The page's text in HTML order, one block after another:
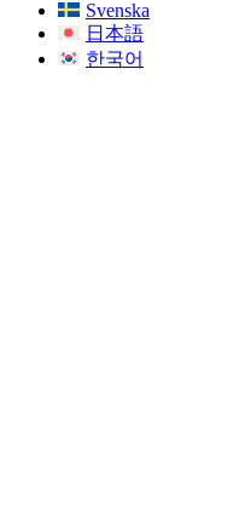
Svenska
日本語
한국어